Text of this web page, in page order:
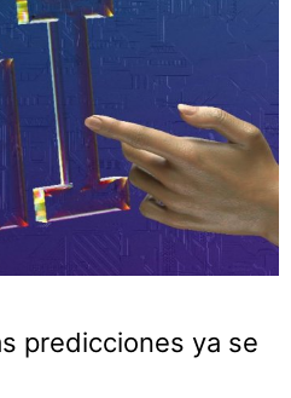
predicciones ya se